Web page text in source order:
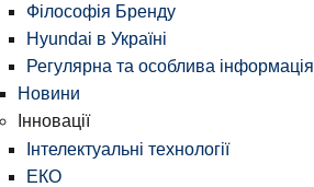
Філософія Бренду
Hyundai в Україні
Регулярна та особлива інформація
Новини
Інновації
Інтелектуальні технології
ЕКО